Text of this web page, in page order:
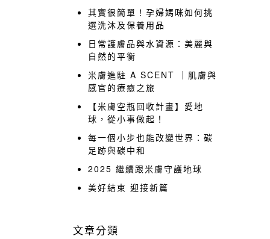
其實很簡單！孕婦媽咪如何挑
選洗沐及保養用品
日常護膚品與水資源：美麗與
自然的平衡
米膚進駐 A SCENT ｜肌膚與
感官的療癒之旅
【米膚空瓶回收計畫】愛地
球，從小事做起！
每一個小步也能改變世界：碳
足跡與碳中和
2025 繼續跟米膚守護地球
美好結束 迎接新篇
文章分類